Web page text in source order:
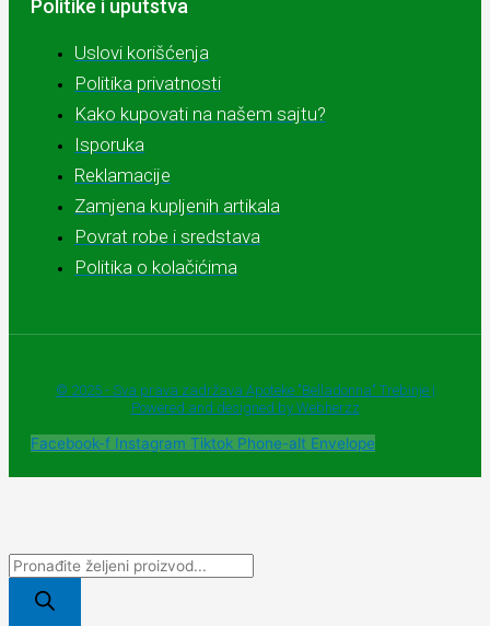
Politike i uputstva
Uslovi korišćenja
Politika privatnosti
Kako kupovati na našem sajtu?
Isporuka
Reklamacije
Zamjena kupljenih artikala
Povrat robe i sredstava
Politika o kolačićima
© 2025 - Sva prava zadržava Apoteke "Belladonna" Trebinje |
Powered and designed by Webherzz
Facebook-f Instagram Tiktok Phone-alt Envelope